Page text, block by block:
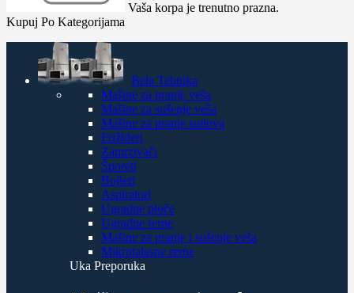
Vaša korpa je trenutno prazna.
Kupuj Po Kategorijama
Bela Tehnika
Mašine za pranje veša
Mašine za sušenje veša
Mašine za pranje sudova
Frižideri
Zamrzivači
Šporeti
Bojleri
Aspiratori
Ugradne ploče
Ugradne rerne
Mašine za pranje i sušenje veša
Mikrotalasne rerne
Uka Preporuka